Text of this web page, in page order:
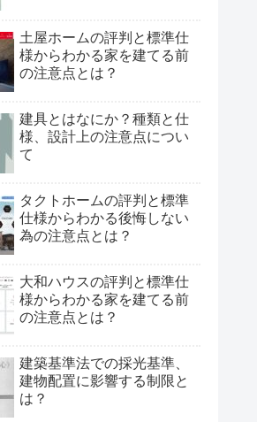
土屋ホームの評判と標準仕
様からわかる家を建てる前
の注意点とは？
建具とはなにか？種類と仕
様、設計上の注意点につい
て
タクトホームの評判と標準
仕様からわかる後悔しない
為の注意点とは？
大和ハウスの評判と標準仕
様からわかる家を建てる前
の注意点とは？
建築基準法での採光基準、
建物配置に影響する制限と
は？